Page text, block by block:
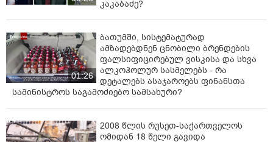
კაკაბაძე?
01:26
ბათუმში, სისტემატურად
ამზადებდნენ ცნობილი ბრენდების
ფალსიფიცირებულ ვისკისა და სხვა
ალკოჰოლურ სასმელებს - რა
დეტალებს ასაჯაროებს ფინანსთა
სამინისტროს საგამოძიებო სამსახური?
2008 წლის რუსეთ-საქართველოს
ომიდან 18 წელი გავიდა